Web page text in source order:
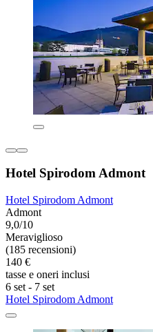
Hotel Spirodom Admont
Hotel Spirodom Admont
Admont
9,0/10
Meraviglioso
(185 recensioni)
140 €
tasse e oneri inclusi
6 set - 7 set
Hotel Spirodom Admont